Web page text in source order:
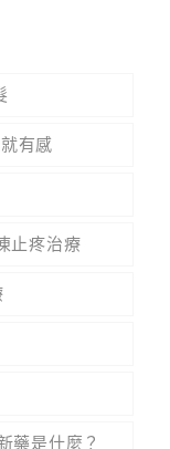
有感
止疼治療
藥是什麼？